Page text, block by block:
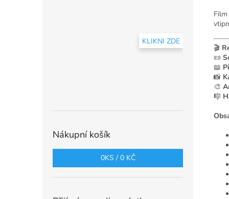
KLIKNI ZDE
Nákupní košík
0KS / 0 KČ
🎬
📜
📖
📸
🎨
🎼